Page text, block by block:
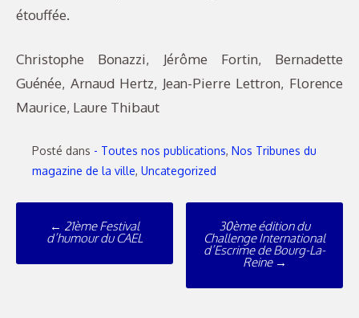
étouffée.
Christophe Bonazzi, Jérôme Fortin, Bernadette
Guénée, Arnaud Hertz, Jean-Pierre Lettron, Florence
Maurice, Laure Thibaut
Posté dans - Toutes nos publications, Nos Tribunes du
magazine de la ville, Uncategorized
Poste
navigation
← 21ème Festival
d’humour du CAEL
30ème édition du
Challenge International
d’Escrime de Bourg-La-
Reine →